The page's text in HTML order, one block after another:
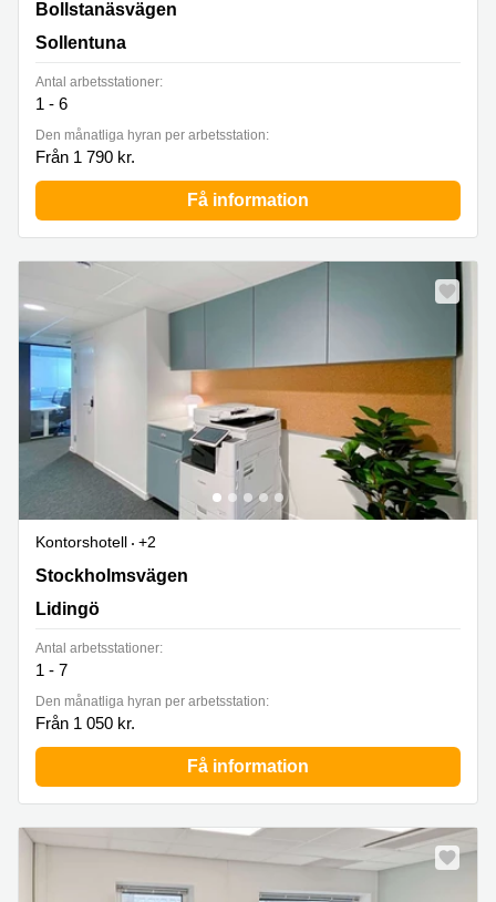
Bollstanäsvägen 3,Former 3M HQ, Uppland, Sollentuna
Bollstanäsvägen
Sollentuna
Antal arbetsstationer:
1 - 6
Den månatliga hyran per arbetsstation:
Från 1 790 kr.
Få information
Kontorshotell
+2
Stockholmsvägen 33,Lidingö Arena, Lidingö
Stockholmsvägen
Lidingö
Antal arbetsstationer:
1 - 7
Den månatliga hyran per arbetsstation:
Från 1 050 kr.
Få information